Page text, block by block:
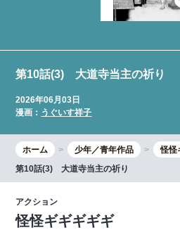
第10話(3) 大道寺当主の祈り
2026年06月03日
漫画： うぐいす祥子
ホーム 少年／青年作品
怪怪
第10話(3) 大道寺当主の祈り
アクション
怪怪ギギギギギ